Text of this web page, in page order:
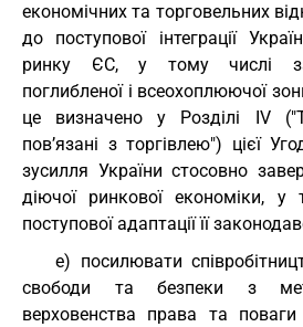
економічних та торговельних
до поступової інтеграції
ринку ЄС, у тому числі
поглибленої і всеохоплюючої
це визначено у Розділі IV
пов’язані з торгівлею") цієї
зусилля України стосовно
діючої ринкової економіки,
поступової адаптації її
e) посилювати
свободи та безпеки з
верховенства права та